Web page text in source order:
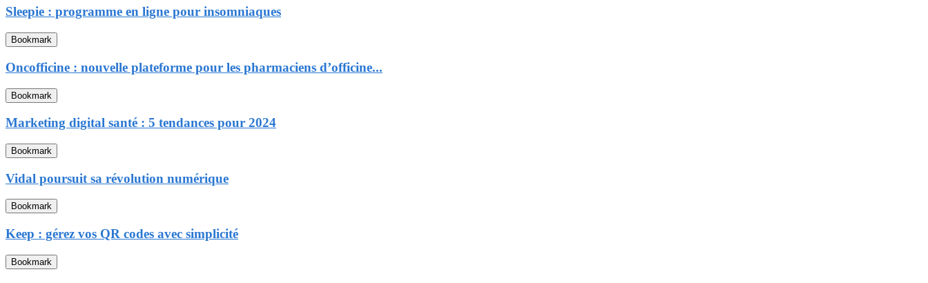
Sleepie : programme en ligne pour insomniaques
Bookmark
Oncofficine : nouvelle plateforme pour les pharmaciens d’officine...
Bookmark
Marketing digital santé : 5 tendances pour 2024
Bookmark
Vidal poursuit sa révolution numérique
Bookmark
Keep : gérez vos QR codes avec simplicité
Bookmark